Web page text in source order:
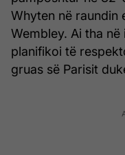
Whyten në raundin
Wembley. Ai tha
planifikoi të
gruas së Parisit